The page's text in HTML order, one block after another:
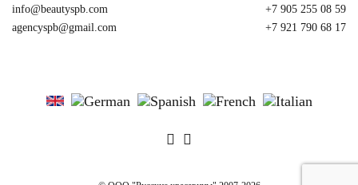
info@beautyspb.com
agencyspb@gmail.com
+7 905 255 08 59
+7 921 790 68 17